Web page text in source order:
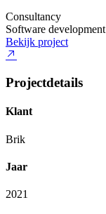
Consultancy
Software development
Bekijk project
Projectdetails
Klant
Brik
Jaar
2021